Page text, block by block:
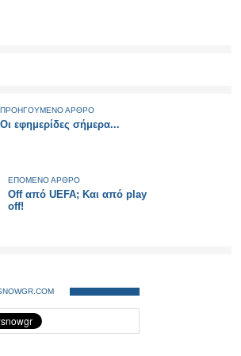
ΠΡΟΗΓΟΥΜΕΝΟ ΑΡΘΡΟ
Οι εφημερίδες σήμερα...
ΕΠΟΜΕΝΟ ΑΡΘΡΟ
Off από UEFA; Και από play
off!